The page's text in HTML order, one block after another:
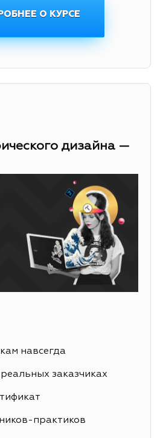
О КУРСЕ
дизайна —
навсегда
заказчиках
практиков